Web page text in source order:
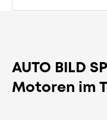
AUTO BILD
Motoren im